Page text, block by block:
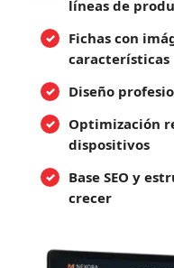
líneas de
Fichas con
características
Diseño
Optimización
dispositivos
Base SEO y
crecer